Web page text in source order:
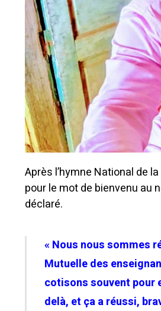
Après l’hymne National de
pour le mot de bienvenu au
déclaré.
« Nous nous sommes
Mutuelle des
cotisons souvent pour
delà, et ça a réussi,